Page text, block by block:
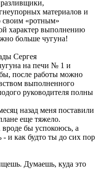
материалов и
своим «ротным»
характер выполнению
больше чугуна!
Сергея
на печи № 1 и
после работы можно
выполненного
руководителя полны
назад меня поставили
еще тяжело.
бы успокоюсь, а
- и как будто ты до сих пор
Думаешь, куда это